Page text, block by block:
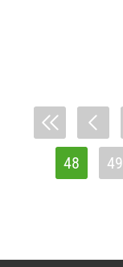
48 49